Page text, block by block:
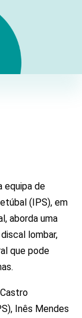
hérnia
equipa de
(IPS), em
aborda uma
lombar,
que pode
Inês Mendes